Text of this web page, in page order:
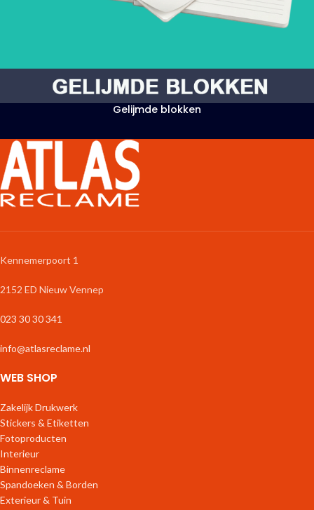
Gelijmde blokken
Kennemerpoort 1
2152 ED Nieuw Vennep
023 30 30 341
info@atlasreclame.nl
WEB SHOP
Zakelijk Drukwerk
Stickers & Etiketten
Fotoproducten
Interieur
Binnenreclame
Spandoeken & Borden
Exterieur & Tuin